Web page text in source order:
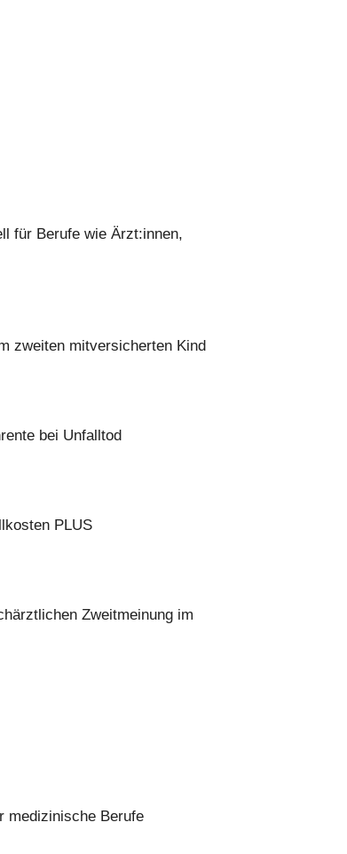
für Berufe wie Ärzt:innen,
zweiten mitversicherten Kind
bei Unfalltod
PLUS
Zweitmeinung im
medizinische Berufe